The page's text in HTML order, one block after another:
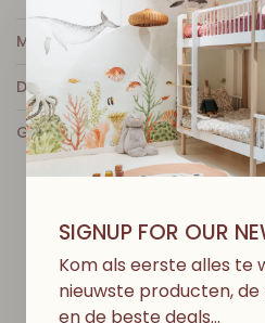
MEER INFO
DETAILS
GECERTIFICEERD OEKO-TEX
T VINDJEMISSC
SIGNUP FOR OUR
Kom als eerste alles te
nieuwste producten,
en de beste deals…